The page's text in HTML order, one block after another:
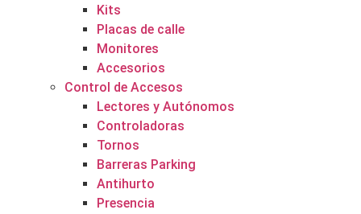
Kits
Placas de calle
Monitores
Accesorios
Control de Accesos
Lectores y Autónomos
Controladoras
Tornos
Barreras Parking
Antihurto
Presencia